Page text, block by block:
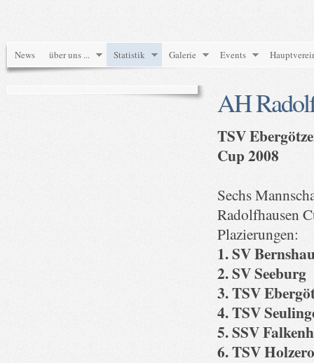
News über uns ... Statistik Galerie Events
AH
TSV
Cup 2008
Sechs
Radolfhausen
Plazierungen:
1. SV
2. SV Seeburg
3. TSV
4. TSV
5. SSV
6. TSV